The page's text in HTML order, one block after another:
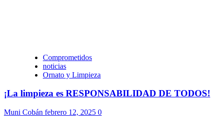
Comprometidos
noticias
Ornato y Limpieza
¡La limpieza es RESPONSABILIDAD DE TODOS!
Muni Cobán febrero 12, 2025 0